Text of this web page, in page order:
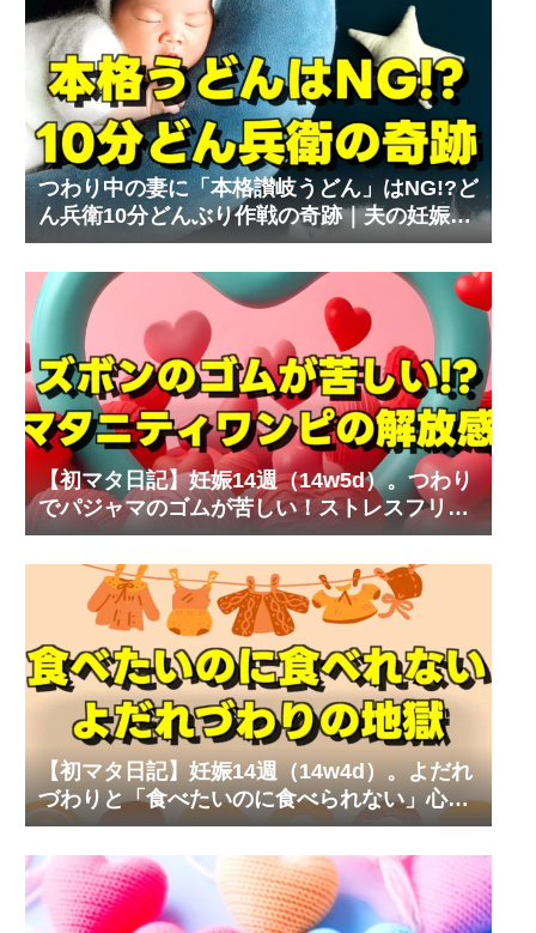
つわり中の妻に「本格讃岐うどん」はNG!?ど
ん兵衛10分どんぶり作戦の奇跡｜夫の妊娠体
験記⑧
【初マタ日記】妊娠14週（14w5d）。つわり
でパジャマのゴムが苦しい！ストレスフリー
なマタニティワンピ
【初マタ日記】妊娠14週（14w4d）。よだれ
づわりと「食べたいのに食べられない」心の
叫び